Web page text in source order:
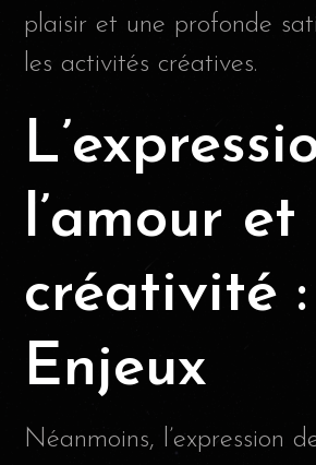
plaisir et une profonde
les activités créatives.
l’amour
créativité
Enjeux
Néanmoins, l’expression